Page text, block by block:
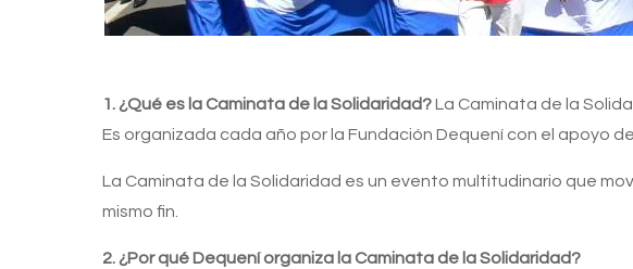
1. ¿Qué es la Caminata de la Solidaridad?La Caminata de la
Es organizada cada año por la Fundación Dequení con el apoyo
La Caminata de la Solidaridad es un evento multitudinario que
mismo fin.
2. ¿Por qué Dequení organiza la Caminata de la Solidaridad?